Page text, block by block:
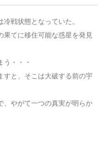
戦状態となっていた。
果てに移住可能な惑星を発見
う・・・
すと、そこは大破する前の宇
、やがて一つの真実が明らか